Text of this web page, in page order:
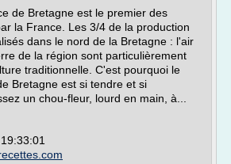
de Bretagne est le premier des
la France. Les 3/4 de la production
dans le nord de la Bretagne : l'air
de la région sont particulièrement
traditionnelle. C'est pourquoi le
Bretagne est si tendre et si
un chou-fleur, lourd en main, à...